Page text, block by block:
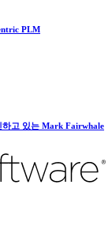
PLM
하고 있는 Mark Fairwhale